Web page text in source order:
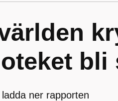
bli
ner rapporten